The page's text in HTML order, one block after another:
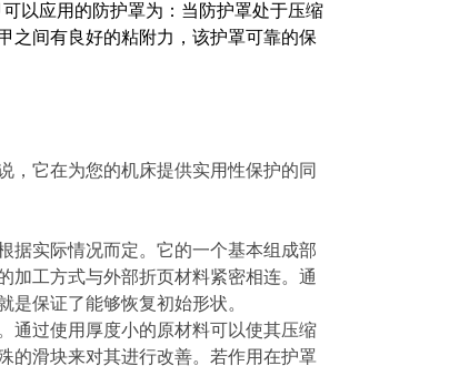
以应用的防护罩为：当防护罩处于压缩
之间有良好的粘附力，该护罩可靠的保
，它在为您的机床提供实用性保护的同
据实际情况而定。它的一个基本组成部
加工方式与外部折页材料紧密相连。通
保证了能够恢复初始形状。
通过使用厚度小的原材料可以使其压缩
的滑块来对其进行改善。若作用在护罩